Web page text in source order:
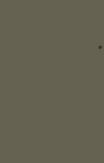
•